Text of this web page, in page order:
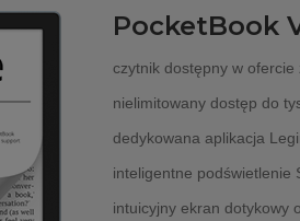
PocketBook
czytnik dostępny w
nielimitowany dostęp do
dedykowana aplikacja
inteligentne podświetlenie
intuicyjny ekran dotykowy